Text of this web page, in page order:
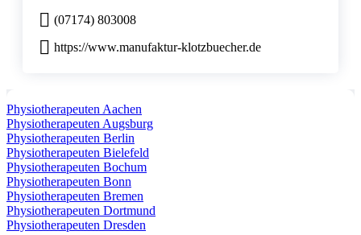
(07174) 803008
https://www.manufaktur-klotzbuecher.de
Physiotherapeuten Aachen
Physiotherapeuten Augsburg
Physiotherapeuten Berlin
Physiotherapeuten Bielefeld
Physiotherapeuten Bochum
Physiotherapeuten Bonn
Physiotherapeuten Bremen
Physiotherapeuten Dortmund
Physiotherapeuten Dresden